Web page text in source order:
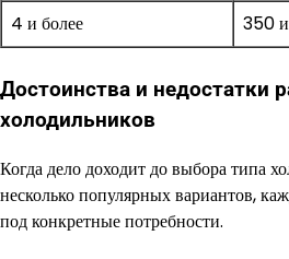
4 и более
350
Достоинства и недостатки
холодильников
Когда дело доходит до выбора типа
несколько популярных вариантов,
под конкретные потребности.